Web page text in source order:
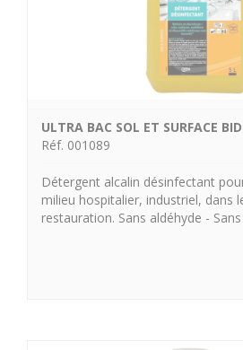
ULTRA BAC SOL ET SURFACE
Réf. 001089
Détergent alcalin désinfectant
milieu hospitalier, industriel, dans
restauration. Sans aldéhyde -